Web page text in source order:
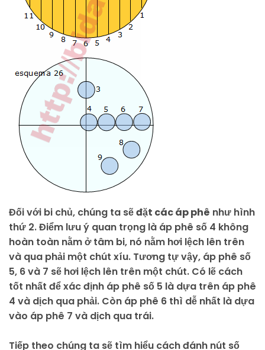
Đối với bi chủ, chúng ta sẽđặt các áp phê như hình
thứ 2. Điểm lưu ý quan trọng là áp phê số 4 không
hoàn toàn nằm ở tâm bi, nó nằm hơi lệch lên trên
và qua phải một chút xíu. Tương tự vậy, áp phê số
5, 6 và 7 sẽ hơi lệch lên trên một chút. Có lẽ cách
tốt nhất để xác định áp phê số 5 là dựa trên áp phê
4 và dịch qua phải. Còn áp phê 6 thì dễ nhất là dựa
vào áp phê 7 và dịch qua trái.
Tiếp theo chúng ta sẽ tìm hiểu cách đánh nút số